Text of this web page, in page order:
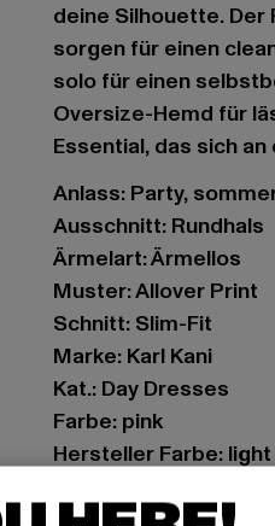
deine Silhouette. Der
sorgen für einen
solo für einen
Oversize-Hemd für
Essential, das sich
Anlass: Party,
Ausschnitt: Rundhals
Ärmelart: Ärmellos
Muster: Allover Print
Schnitt: Slim-Fit
Marke: Karl Kani
Kat.: Day Dresses
Farbe: pink
Hersteller Farbe:
Art.Nr: 6160753-00760